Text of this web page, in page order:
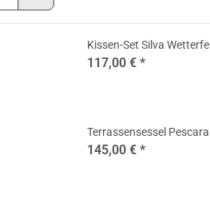
Kissen-Set Silva
117,00 € *
Terrassensessel Pescara
145,00 € *